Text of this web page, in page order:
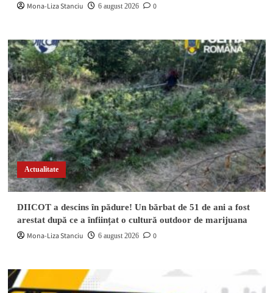
Mona-Liza Stanciu 6 august 2026 0
Actualitate
DIICOT a descins în pădure! Un bărbat de 51 de ani a fost
arestat după ce a înființat o cultură outdoor de marijuana
Mona-Liza Stanciu 6 august 2026 0